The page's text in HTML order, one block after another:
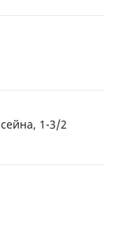
1-3/2